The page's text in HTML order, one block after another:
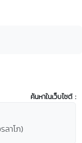
ค้นหาในเว็บไซต์ :
ลาโภ)